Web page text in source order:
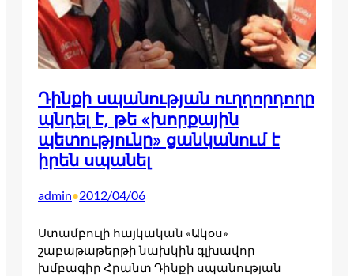
Դինքի սպանության ուղղորդողը
պնդել է, թե «խորքային
պետությունը» ցանկանում է
իրեն սպանել
admin•2012/04/06
Ստամբուլի հայկական «Ակօս»
շաբաթաթերթի նախկին գլխավոր
խմբագիր Հրանտ Դինքի սպանության